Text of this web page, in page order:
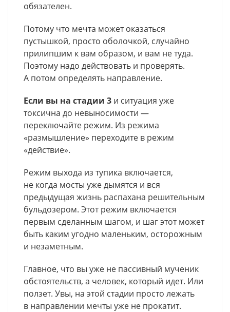
обязателен.
Потому что мечта может оказаться
пустышкой, просто оболочкой, случайно
прилипшим к вам образом, и вам не туда.
Поэтому надо действовать и проверять.
А потом определять направление.
Если вы на стадии 3 и ситуация уже
токсична до невыносимости —
переключайте режим. Из режима
«размышление» переходите в режим
«действие».
Режим выхода из тупика включается,
не когда мосты уже дымятся и вся
предыдущая жизнь распахана решительным
бульдозером. Этот режим включается
первым сделанным шагом, и шаг этот может
быть каким угодно маленьким, осторожным
и незаметным.
Главное, что вы уже не пассивный мученик
обстоятельств, а человек, который идет. Или
ползет. Увы, на этой стадии просто лежать
в направлении мечты уже не прокатит.